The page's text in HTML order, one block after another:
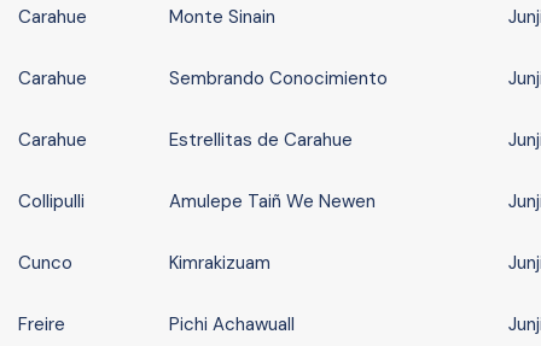
Carahue Monte Sinain
Carahue Sembrando Conocimiento
Carahue Estrellitas de Carahue
Collipulli Amulepe Taiñ We Newen
Cunco Kimrakizuam
Freire Pichi Achawuall